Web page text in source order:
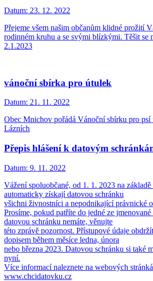
Datum: 23. 12. 2022
Přejeme všem našim občanům klidné prožití
rodinném kruhu a se svými blízkými. Těšit se
2.1.2023
vánoční sbírka pro útulek
Datum: 21. 11. 2022
Obec Mnichov pořádá Vánoční sbírku pro
Lázních
Přepis hlášení k datovým
Datum: 9. 11. 2022
Vážení spoluobčané, od 1. 1. 2023 na základě
automaticky získají datovou schránku
všichni živnostníci a nepodnikající právnické
Prosíme, pokud patříte do jedné ze
datovou schránku nemáte, věnujte
této zprávě pozornost. Přístupové údaje
dopisem během měsíce ledna, února
nebo března 2023. Datovou schránku si také
nyní.
Více informací naleznete na webových
www.chcidatovku.cz